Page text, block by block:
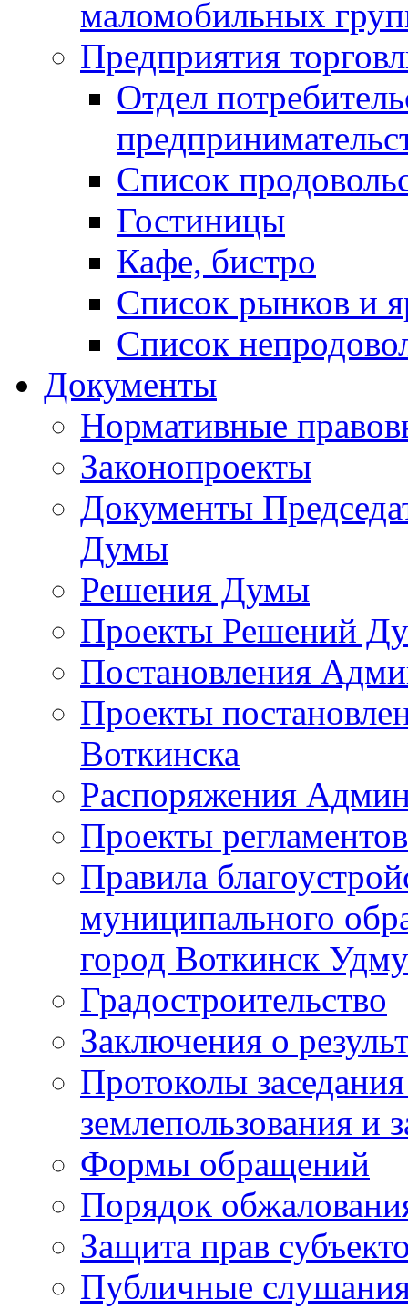
маломобильных
Предприятия
Отдел
Список
Гостиницы
Кафе, бистро
Cписок рынков и
Список
Документы
Нормативные
Законопроекты
Документы
Думы
Решения Думы
Проекты Решений
Постановления
Проекты
Воткинска
Распоряжения
Проекты
Правила
муниципального
город Воткинск
Градостроительство
Заключения о
Протоколы
землепользования и
Формы обращений
Порядок
Защита прав
Публичные